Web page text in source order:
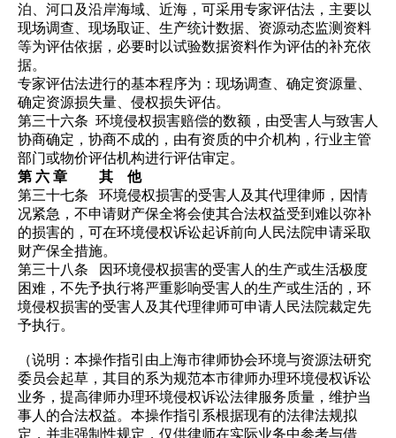
泊、河口及沿岸海域、近海，可采用专家评估法，主要以
现场调查、现场取证、生产统计数据、资源动态监测资料
等为评估依据，必要时以试验数据资料作为评估的补充依
据。
专家评估法进行的基本程序为：现场调查、确定资源量、
确定资源损失量、侵权损失评估。
第三十六条 环境侵权损害赔偿的数额，由受害人与致害人
协商确定，协商不成的，由有资质的中介机构，行业主管
部门或物价评估机构进行评估审定。
第 六 章 其 他
第三十七条 环境侵权损害的受害人及其代理律师，因情
况紧急，不申请财产保全将会使其合法权益受到难以弥补
的损害的，可在环境侵权诉讼起诉前向人民法院申请采取
财产保全措施。
第三十八条
因环境侵权损害的受害人的生产或生活极度
困难，不先予执行将严重影响受害人的生产或生活的， 环
境侵权损害的受害人及其代理律师可申请人民法院裁定先
予执行。
（说明： 本操作指引由上海市律师协会环境与资源法研究
委员会起草，其目的系为规范本市律师办理环境侵权诉讼
业务，提高律师办理环境侵权诉讼法律服务质量，维护当
事人的合法权益。本操作指引系根据现有的法律法规拟
定，并非强制性规定，仅供律师在实际业务中参考与借